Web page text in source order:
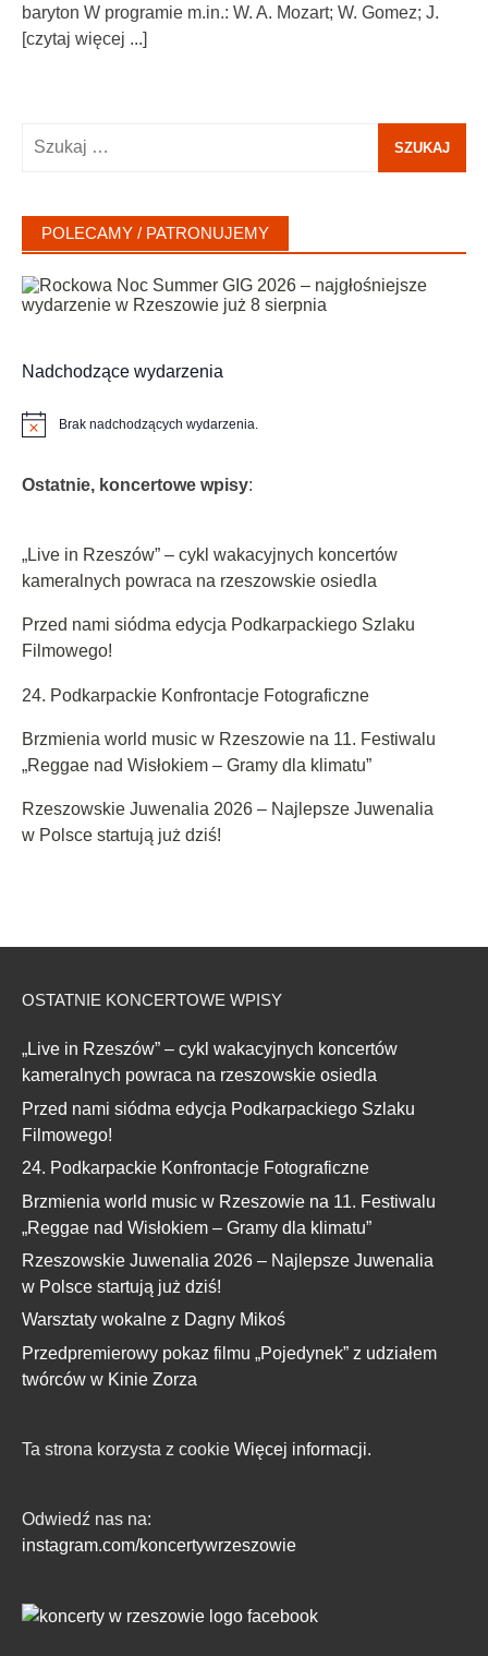
baryton W programie m.in.: W. A. Mozart; W. Gomez; J.
[czytaj więcej ...]
POLECAMY / PATRONUJEMY
Nadchodzące wydarzenia
Powiadomienie
Brak nadchodzących wydarzenia.
Ostatnie, koncertowe wpisy:
„Live in Rzeszów” – cykl wakacyjnych koncertów
kameralnych powraca na rzeszowskie osiedla
Przed nami siódma edycja Podkarpackiego Szlaku
Filmowego!
24. Podkarpackie Konfrontacje Fotograficzne
Brzmienia world music w Rzeszowie na 11. Festiwalu
„Reggae nad Wisłokiem – Gramy dla klimatu”
Rzeszowskie Juwenalia 2026 – Najlepsze Juwenalia
w Polsce startują już dziś!
OSTATNIE KONCERTOWE WPISY
„Live in Rzeszów” – cykl wakacyjnych koncertów
kameralnych powraca na rzeszowskie osiedla
Przed nami siódma edycja Podkarpackiego Szlaku
Filmowego!
24. Podkarpackie Konfrontacje Fotograficzne
Brzmienia world music w Rzeszowie na 11. Festiwalu
„Reggae nad Wisłokiem – Gramy dla klimatu”
Rzeszowskie Juwenalia 2026 – Najlepsze Juwenalia
w Polsce startują już dziś!
Warsztaty wokalne z Dagny Mikoś
Przedpremierowy pokaz filmu „Pojedynek” z udziałem
twórców w Kinie Zorza
Ta strona korzysta z cookie Więcej informacji.
Odwiedź nas na:
instagram.com/koncertywrzeszowie